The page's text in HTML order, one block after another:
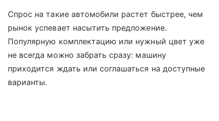
Спрос на такие автомобили растет быстрее, чем
рынок успевает насытить предложение.
Популярную комплектацию или нужный цвет уже
не всегда можно забрать сразу: машину
приходится ждать или соглашаться на доступные
варианты.